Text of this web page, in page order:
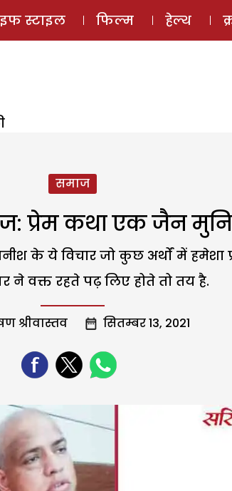
ई-मैगज़ीन
स्टाइल फिल्म हेल्थ
समाज
प्रेम कथा एक जैन
के ये विचार जो कुछ अर्थों में
ने वक्त रहते पढ़ लिए होते तो तय है.
श्रीवास्तव सितम्बर 13, 2021